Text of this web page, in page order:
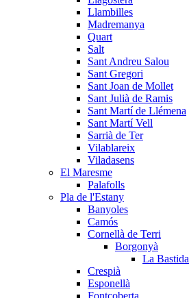
Llambilles
Madremanya
Quart
Salt
Sant Andreu Salou
Sant Gregori
Sant Joan de Mollet
Sant Julià de Ramis
Sant Martí de Llémena
Sant Martí Vell
Sarrià de Ter
Vilablareix
Viladasens
El Maresme
Palafolls
Pla de l'Estany
Banyoles
Camós
Cornellà de Terri
Borgonyà
La Bastida
Crespià
Esponellà
Fontcoberta